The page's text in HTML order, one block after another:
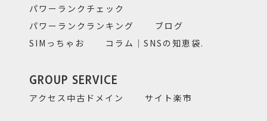
パワーランクチェック
パワーランクランキング
ブログ
SIMっちゃお
コラム｜SNSの知恵袋.
GROUP SERVICE
アクセス中古ドメイン サイト楽市